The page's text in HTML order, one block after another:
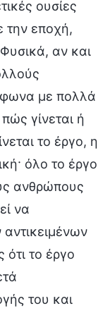
ουσίες
την εποχή,
αν και
με πολλά
γίνεται ή
το έργο, η
όλο το έργο
ανθρώπους
να
ότι το έργο
του και